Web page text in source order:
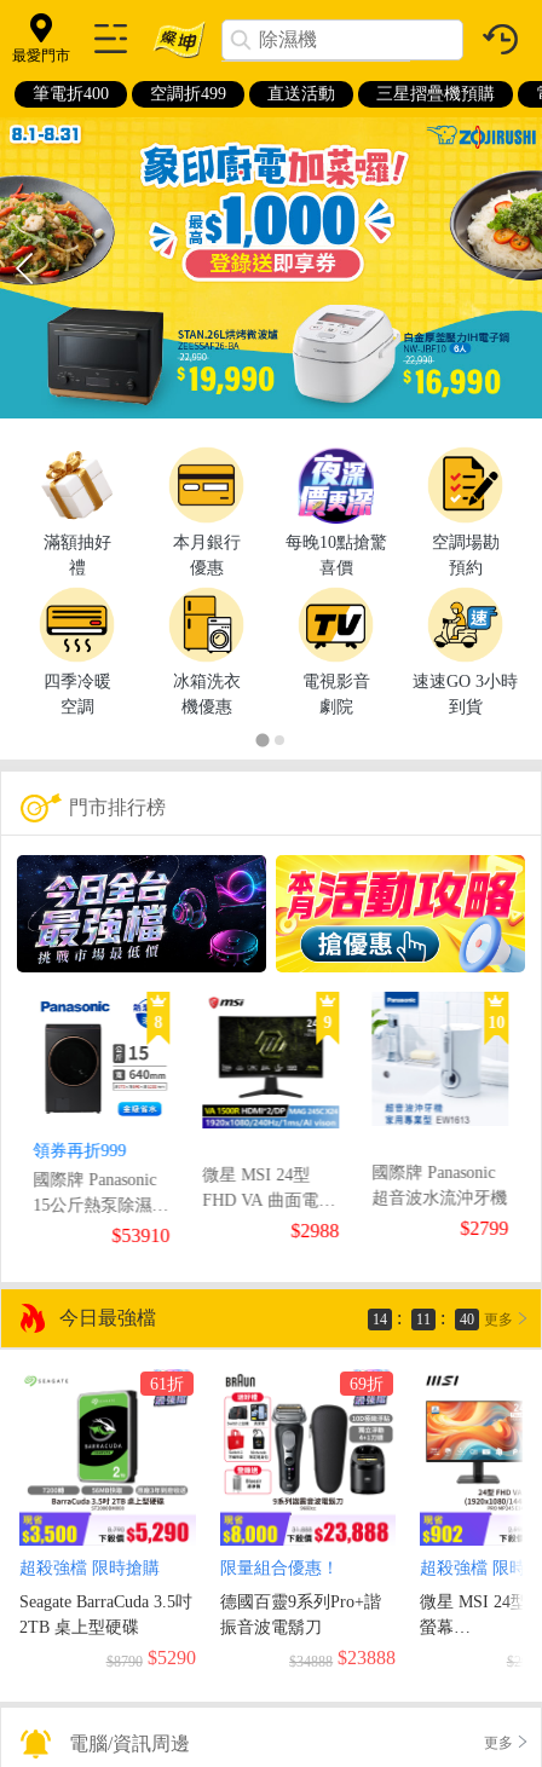
最愛門市
筆電折400 空調折499 直送活動 三星摺疊機預購
滿額抽好
禮
本月銀行
優惠
每晚10點搶驚
喜價
空調場勘
預約
四季冷暖
空調
冰箱洗衣
機優惠
電視影音
劇院
速速GO 3小時
到貨
門市排行榜
8
領券再折999
國際牌 Panasonic
15公斤熱泵除濕式
滾筒洗衣機$53910
9
微星 MSI 24型
FHD VA 曲面電競
$2988
10
國際牌 Panasonic
超音波水流沖牙機
$2799
今日最強檔 14 : 11 : 38 更多
61折
超殺強檔 限時搶購
Seagate BarraCuda 3.5吋
2TB 桌上型硬碟
$8790 $5290
69折
限量組合優惠！
德國百靈9系列Pro+諧
振音波電鬍刀
$34888 $23888
超殺強檔 限時
微星 MSI 24型
螢幕
(1920x1080/$2990
電腦/資訊周邊 更多